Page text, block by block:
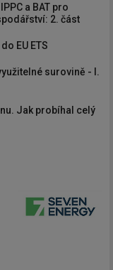
a BAT pro
2. část
EU ETS
surovině - I.
Jak probíhal celý